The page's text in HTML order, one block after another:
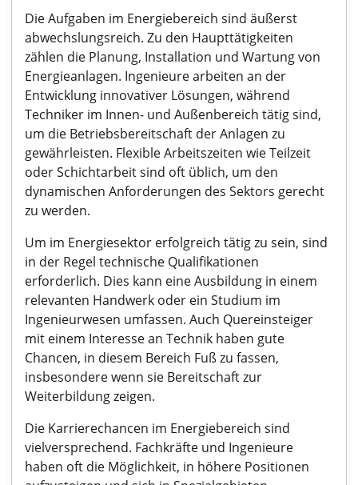
Die Aufgaben im Energiebereich sind äußerst
abwechslungsreich. Zu den Haupttätigkeiten
zählen die Planung, Installation und Wartung von
Energieanlagen. Ingenieure arbeiten an der
Entwicklung innovativer Lösungen, während
Techniker im Innen- und Außenbereich tätig sind,
um die Betriebsbereitschaft der Anlagen zu
gewährleisten. Flexible Arbeitszeiten wie Teilzeit
oder Schichtarbeit sind oft üblich, um den
dynamischen Anforderungen des Sektors gerecht
zu werden.
Um im Energiesektor erfolgreich tätig zu sein, sind
in der Regel technische Qualifikationen
erforderlich. Dies kann eine Ausbildung in einem
relevanten Handwerk oder ein Studium im
Ingenieurwesen umfassen. Auch Quereinsteiger
mit einem Interesse an Technik haben gute
Chancen, in diesem Bereich Fuß zu fassen,
insbesondere wenn sie Bereitschaft zur
Weiterbildung zeigen.
Die Karrierechancen im Energiebereich sind
vielversprechend. Fachkräfte und Ingenieure
haben oft die Möglichkeit, in höhere Positionen